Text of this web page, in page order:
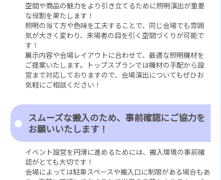
空間や商品の魅力をより引き立てるために照明演出が重要
な役割を果たします！
照明の当て方や色味を工夫することで、同じ会場でも雰囲
気が大きく変わり、来場者の目を引く空間づくりが可能で
す！
展示内容や会場レイアウトに合わせて、最適な照明機材を
ご提案いたします。トップスプランでは機材の手配から設
営まで対応しておりますので、会場演出についてもぜひお
気軽にご相談ください！
スムーズな搬入のため、事前確認にご協力を
お願いいたします！
イベント設営を円滑に進めるためには、搬入環境の事前確
認がとても大切です！
会場によっては駐車スペースや搬入口に制限がある場合もあ